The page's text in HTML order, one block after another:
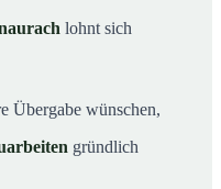
lohnt sich
Übergabe wünschen,
gründlich